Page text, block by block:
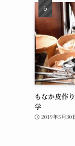
もなか皮作
学
2019年5月30